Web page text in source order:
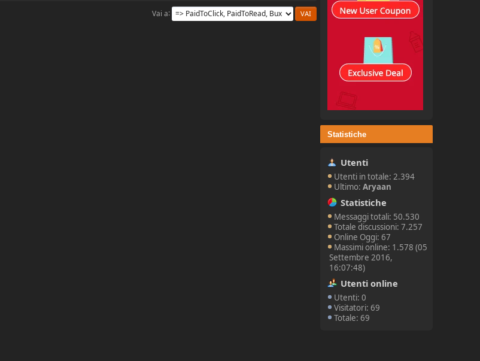
Statistiche
Utenti
Utenti in totale: 2.394
Ultimo:Aryaan
Statistiche
Messaggi totali: 50.530
Totale discussioni: 7.257
Online Oggi: 67
Massimi online: 1.578 (05
Settembre 2016,
16:07:48)
Utenti online
Utenti: 0
Visitatori: 69
Totale: 69
Vai a